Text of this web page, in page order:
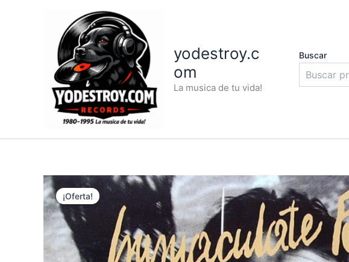
yodestroy.c
om
La musica de tu vida!
Buscar
¡Oferta!